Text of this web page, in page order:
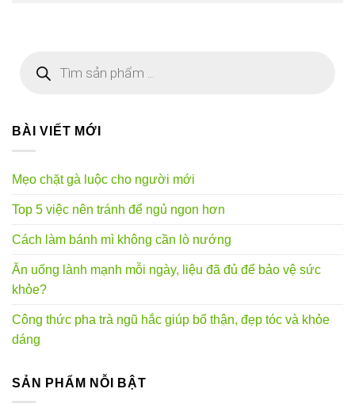
kiếm
BÀI VIẾT MỚI
Mẹo chặt gà luộc cho người mới
Top 5 việc nên tránh để ngủ ngon hơn
Cách làm bánh mì không cần lò nướng
Ăn uống lành mạnh mỗi ngày, liệu đã đủ để bảo vệ sức
khỏe?
Công thức pha trà ngũ hắc giúp bổ thận, đẹp tóc và khỏe
dáng
SẢN PHẨM NỖI BẬT